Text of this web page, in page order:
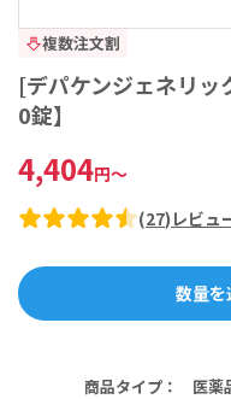
複数注文割
[デパケンジェネリ
0錠】
4,404円～
(27) レビュ
数量を
商品タイプ ：
医薬